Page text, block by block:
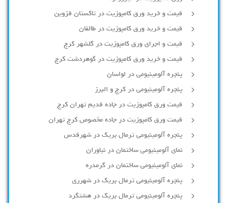
قیمت و خرید ورق کامپوزیت در تاکستان قزوین
قیمت و خرید ورق کامپوزیت در طالقان
قیمت و اجرای ورق کامپوزیت در گلشهر کرج
قیمت و خرید ورق کامپوزیت در گوهردشت کرج
پنجره آلومینیومی در لواسان
پنجره آلومینیومی در کرج و البرز
قیمت ورق کامپوزیت در جاده قدیم تهران کرج
قیمت ورق کامپوزیت در جاده مخصوص کرج تهران
پنجره آلومینیومی ترمال بریک در شهرقدس
نمای آلومینیومی ساختمان در نیاوران
نمای آلومینیومی ساختمان در گرمدره
پنجره آلومینیومی ترمال بریک در شهرری
پنجره آلومینیومی ترمال بریک در هشتگرد